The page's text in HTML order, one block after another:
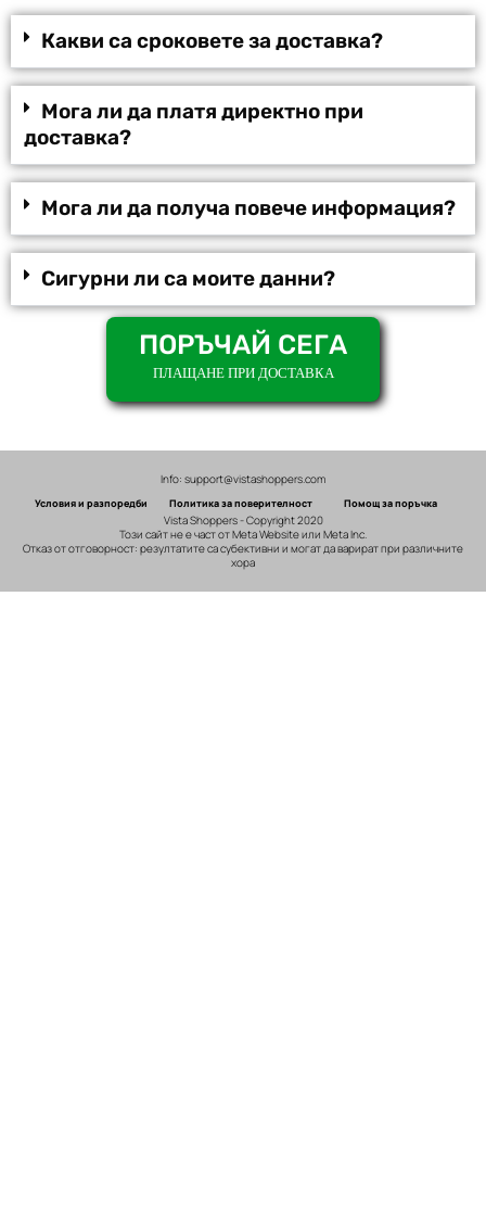
Какви са сроковете за доставка?
Мога ли да платя директно при
доставка?
Мога ли да получа повече информация?
Сигурни ли са моите данни?
ПОРЪЧАЙ СЕГА
ПЛАЩАНЕ ПРИ ДОСТАВКА
Info: support@vistashoppers.com
Условия и разпоредби Политика за поверителност Помощ за поръчка
Vista Shoppers - Copyright 2020
Този сайт не е част от Meta Website или Meta Inc.
Отказ от отговорност: резултатите са субективни и могат да варират при различните
хора